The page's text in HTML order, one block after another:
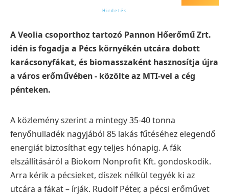
A Veolia csoporthoz tartozó Pannon Hőerőmű Zrt.
idén is fogadja a Pécs környékén utcára dobott
karácsonyfákat, és biomasszaként hasznosítja újra
a város erőművében - közölte az MTI-vel a cég
pénteken.
A közlemény szerint a mintegy 35-40 tonna
fenyőhulladék nagyjából 85 lakás fűtéséhez elegendő
energiát biztosíthat egy teljes hónapig. A fák
elszállításáról a Biokom Nonprofit Kft. gondoskodik.
Arra kérik a pécsieket, díszek nélkül tegyék ki az
utcára a fákat – írják. Rudolf Péter, a pécsi erőművet